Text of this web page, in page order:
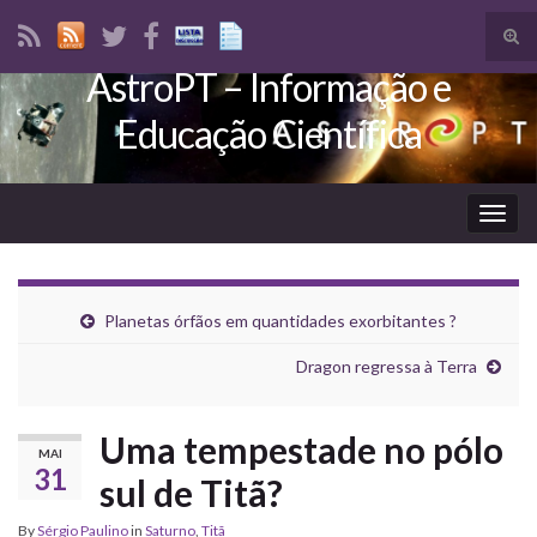
Search for:
AstroPT – Informação e
Educação Científica
Planetas órfãos em quantidades exorbitantes ?
Dragon regressa à Terra
MAI
31
Uma tempestade no pólo
sul de Titã?
BySérgio Paulinoin Saturno, Titã